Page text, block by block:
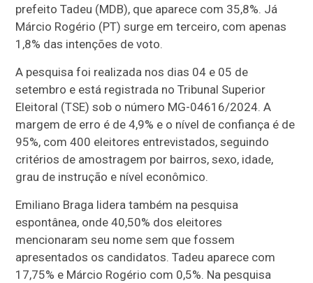
prefeito Tadeu (MDB), que aparece com 35,8%. Já
Márcio Rogério (PT) surge em terceiro, com apenas
1,8% das intenções de voto.
A pesquisa foi realizada nos dias 04 e 05 de
setembro e está registrada no Tribunal Superior
Eleitoral (TSE) sob o número MG-04616/2024. A
margem de erro é de 4,9% e o nível de confiança é de
95%, com 400 eleitores entrevistados, seguindo
critérios de amostragem por bairros, sexo, idade,
grau de instrução e nível econômico.
Emiliano Braga lidera também na pesquisa
espontânea, onde 40,50% dos eleitores
mencionaram seu nome sem que fossem
apresentados os candidatos. Tadeu aparece com
17,75% e Márcio Rogério com 0,5%. Na pesquisa